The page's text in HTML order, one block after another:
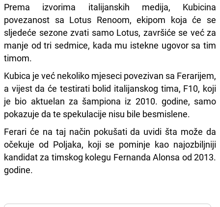
Prema izvorima italijanskih medija, Kubicina
povezanost sa Lotus Renoom, ekipom koja će se
sljedeće sezone zvati samo Lotus, završiće se već za
manje od tri sedmice, kada mu istekne ugovor sa tim
timom.
Kubica je već nekoliko mjeseci povezivan sa Ferarijem,
a vijest da će testirati bolid italijanskog tima, F10, koji
je bio aktuelan za šampiona iz 2010. godine, samo
pokazuje da te spekulacije nisu bile besmislene.
Ferari će na taj način pokušati da uvidi šta može da
očekuje od Poljaka, koji se pominje kao najozbiljniji
kandidat za timskog kolegu Fernanda Alonsa od 2013.
godine.